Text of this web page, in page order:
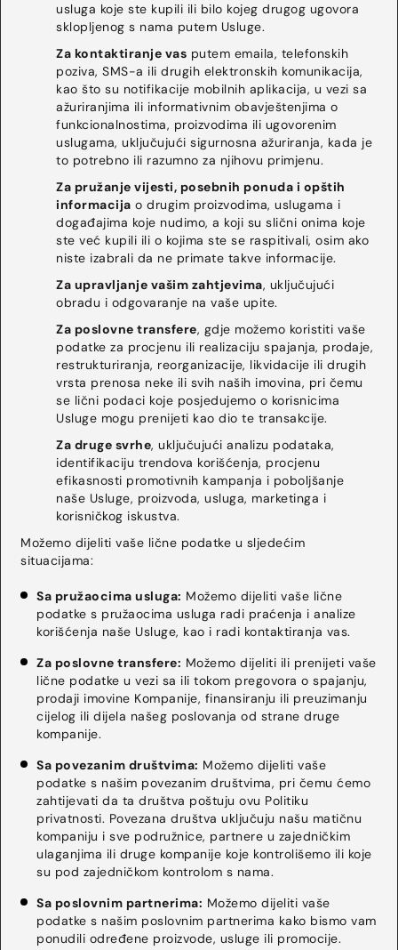
usluga koje ste kupili ili bilo kojeg drugog ugovora
sklopljenog s nama putem Usluge.
Za kontaktiranje vas putem emaila, telefonskih
poziva, SMS-a ili drugih elektronskih komunikacija,
kao što su notifikacije mobilnih aplikacija, u vezi sa
ažuriranjima ili informativnim obavještenjima o
funkcionalnostima, proizvodima ili ugovorenim
uslugama, uključujući sigurnosna ažuriranja, kada je
to potrebno ili razumno za njihovu primjenu.
Za pružanje vijesti, posebnih ponuda i opštih
informacija o drugim proizvodima, uslugama i
događajima koje nudimo, a koji su slični onima koje
ste već kupili ili o kojima ste se raspitivali, osim ako
niste izabrali da ne primate takve informacije.
Za upravljanje vašim zahtjevima, uključujući
obradu i odgovaranje na vaše upite.
Za poslovne transfere, gdje možemo koristiti vaše
podatke za procjenu ili realizaciju spajanja, prodaje,
restrukturiranja, reorganizacije, likvidacije ili drugih
vrsta prenosa neke ili svih naših imovina, pri čemu
se lični podaci koje posjedujemo o korisnicima
Usluge mogu prenijeti kao dio te transakcije.
Za druge svrhe, uključujući analizu podataka,
identifikaciju trendova korišćenja, procjenu
efikasnosti promotivnih kampanja i poboljšanje
naše Usluge, proizvoda, usluga, marketinga i
korisničkog iskustva.
Možemo dijeliti vaše lične podatke u sljedećim
situacijama:
Sa pružaocima usluga: Možemo dijeliti vaše lične
podatke s pružaocima usluga radi praćenja i analize
korišćenja naše Usluge, kao i radi kontaktiranja vas.
Za poslovne transfere: Možemo dijeliti ili prenijeti vaše
lične podatke u vezi sa ili tokom pregovora o spajanju,
prodaji imovine Kompanije, finansiranju ili preuzimanju
cijelog ili dijela našeg poslovanja od strane druge
kompanije.
Sa povezanim društvima: Možemo dijeliti vaše
podatke s našim povezanim društvima, pri čemu ćemo
zahtijevati da ta društva poštuju ovu Politiku
privatnosti. Povezana društva uključuju našu matičnu
kompaniju i sve podružnice, partnere u zajedničkim
ulaganjima ili druge kompanije koje kontrolišemo ili koje
su pod zajedničkom kontrolom s nama.
Sa poslovnim partnerima: Možemo dijeliti vaše
podatke s našim poslovnim partnerima kako bismo vam
ponudili određene proizvode, usluge ili promocije.